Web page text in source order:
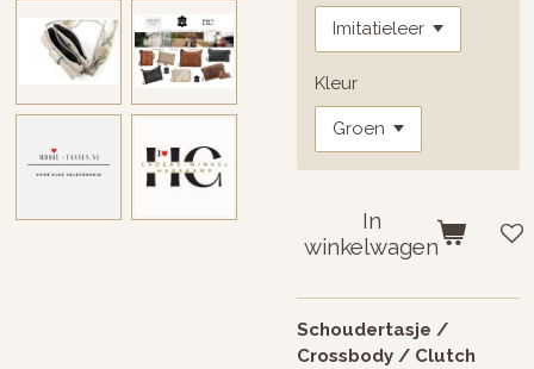
Kleur
In
winkelwagen
Schoudertasje /
Crossbody / Clutch